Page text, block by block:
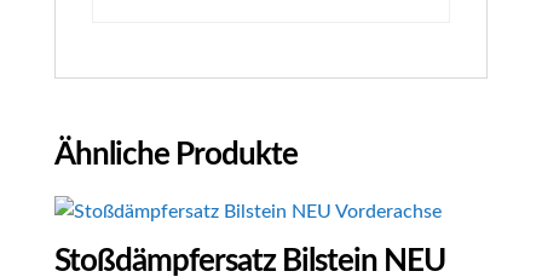
Ähnliche Produkte
Stoßdämpfersatz Bilstein NEU